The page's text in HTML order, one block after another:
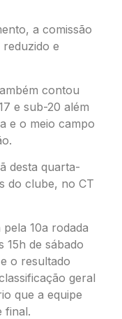
a comissão
e
contou
e sub-20 além
e o meio campo
desta quarta-
do clube, no CT
10a rodada
15h de sábado
o resultado
geral
que a equipe
final.